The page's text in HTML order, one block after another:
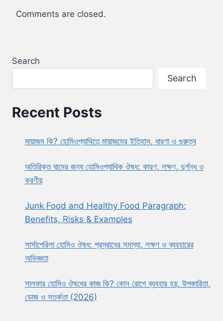
Comments are closed.
Search
Search
Recent Posts
মায়াজম কি? হোমিওপ্যাথিতে মায়াজমের ইতিহাস, ধারণা ও গুরুত্ব
অতিরিক্ত ঘামের জন্য হোমিওপ্যাথিক ঔষধ: কারণ, লক্ষণ, দুর্গন্ধ ও
করণীয়
Junk Food and Healthy Food Paragraph:
Benefits, Risks & Examples
সার্সাপেরিলা হোমিও ঔষধ: প্রস্রাবের সমস্যা, লক্ষণ ও ব্যবহারের
অভিজ্ঞতা
সালফার হোমিও ঔষধের কাজ কি? কোন রোগে ব্যবহার হয়, উপকারিতা,
ডোজ ও সতর্কতা (2026)